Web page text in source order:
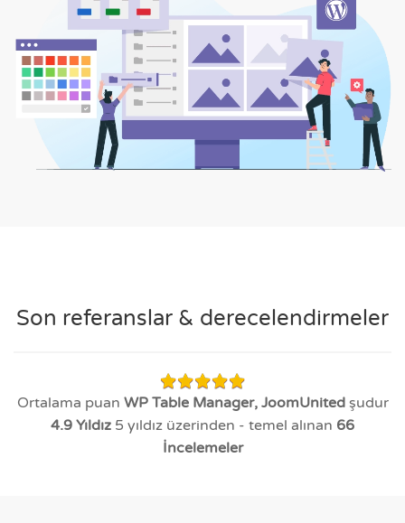
Son referanslar & derecelendirmeler
Ortalama puan WP Table Manager, JoomUnited şudur
4.9 Yıldız 5 yıldız üzerinden - temel alınan 66
İncelemeler